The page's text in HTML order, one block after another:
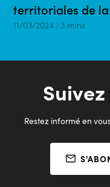
territoriales de la
11/03/2024 | 3 mins
Restez informé en